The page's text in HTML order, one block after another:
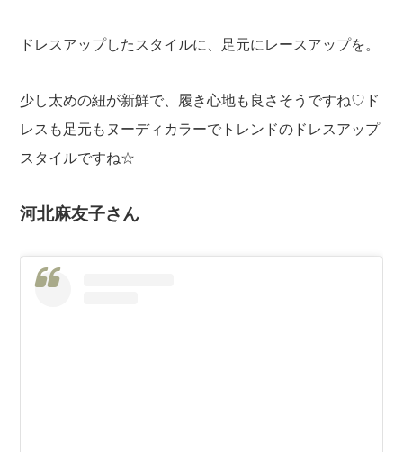
ドレスアップしたスタイルに、足元にレースアップを。
少し太めの紐が新鮮で、履き心地も良さそうですね♡ド
レスも足元もヌーディカラーでトレンドのドレスアップ
スタイルですね☆
河北麻友子さん